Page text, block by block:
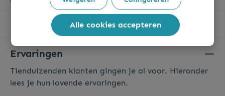
Ervaringen
Tienduizenden klanten gingen je al voor. Hieronder
lees je hun lovende ervaringen.
Informatie Alle cookies accepteren